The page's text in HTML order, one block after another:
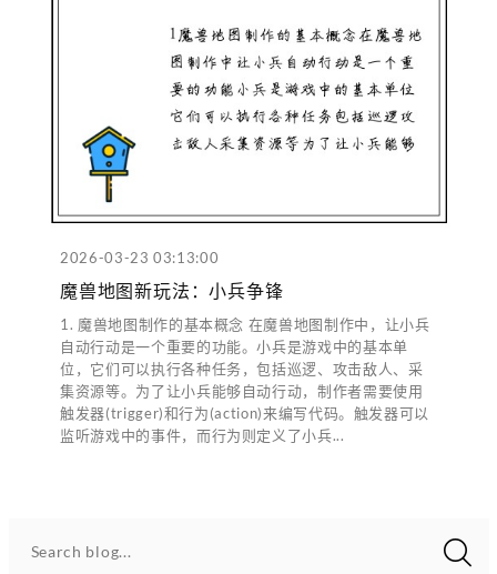
2026-03-23 03:13:00
魔兽地图新玩法：小兵争锋
1. 魔兽地图制作的基本概念 在魔兽地图制作中，让小兵
自动行动是一个重要的功能。小兵是游戏中的基本单
位，它们可以执行各种任务，包括巡逻、攻击敌人、采
集资源等。为了让小兵能够自动行动，制作者需要使用
触发器(trigger)和行为(action)来编写代码。触发器可以
监听游戏中的事件，而行为则定义了小兵...
Search blog...